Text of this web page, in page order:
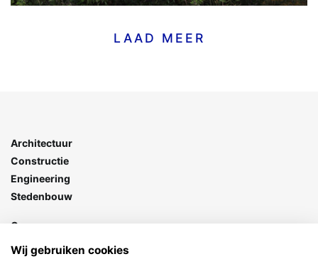
LAAD MEER
Architectuur
Constructie
Engineering
Stedenbouw
Goes
Stationspark 7
Wij gebruiken cookies